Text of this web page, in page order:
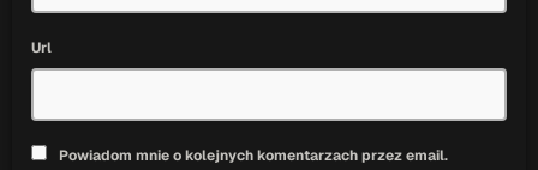
Url
Powiadom mnie o kolejnych komentarzach przez email.